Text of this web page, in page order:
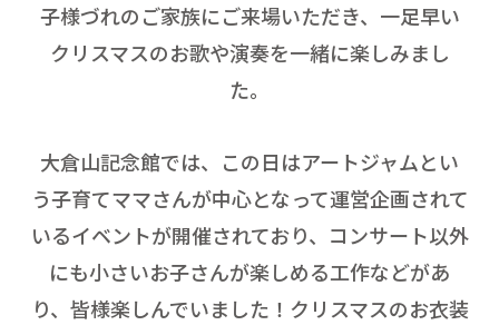
子様づれのご家族にご来場いただき、一足早い
クリスマスのお歌や演奏を一緒に楽しみまし
た。
大倉山記念館では、この日はアートジャムとい
う子育てママさんが中心となって運営企画されて
いるイベントが開催されており、コンサート以外
にも小さいお子さんが楽しめる工作などがあ
り、皆様楽しんでいました！クリスマスのお衣装